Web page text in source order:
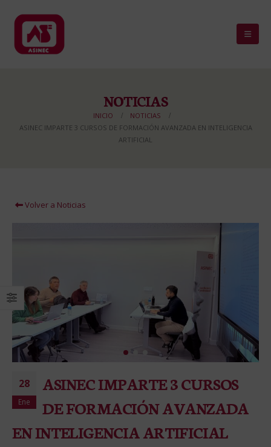
NOTICIAS
INICIO
NOTICIAS
ASINEC IMPARTE 3 CURSOS DE FORMACIÓN AVANZADA EN INTELIGENCIA
ARTIFICIAL
Volver a Noticias
28
Ene
ASINEC IMPARTE 3 CURSOS
DE FORMACIÓN AVANZADA
EN INTELIGENCIA ARTIFICIAL